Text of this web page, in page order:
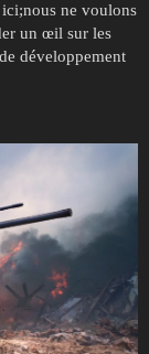
ne voulons
un œil sur les
développement